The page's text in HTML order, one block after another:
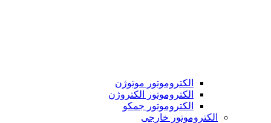
الکتروموتور موتوژن
الکتروموتور الکتروژن
الکتروموتور جمکو
الکتروموتور خارجی